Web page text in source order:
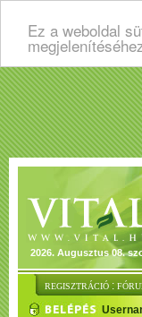
Ez a weboldal
2026. Augusztus 08.
REGISZTRÁCIÓ :